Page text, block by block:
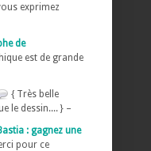
exprimez
de
est de grande
{ Très belle
le dessin.... } –
: gagnez une
pour ce